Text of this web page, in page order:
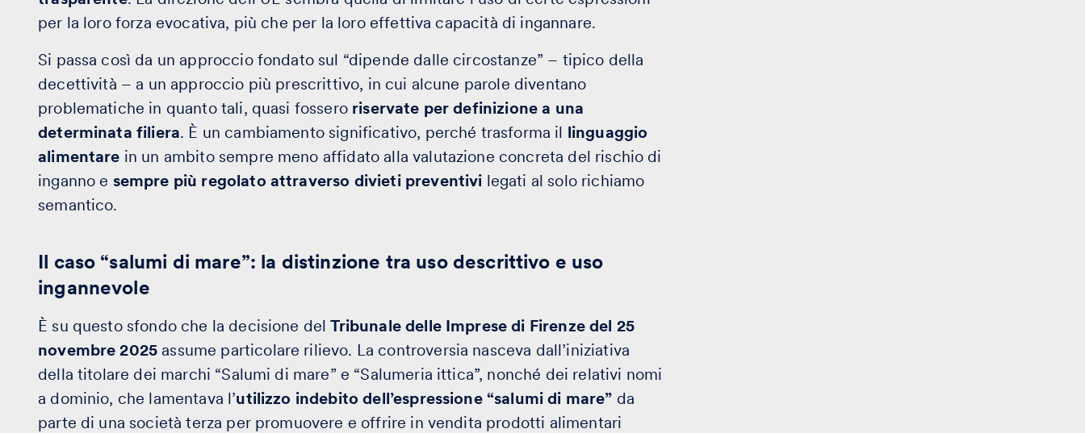
per la loro forza evocativa, più che per la loro effettiva capacità di ingannare.
Si passa così da un approccio fondato sul “dipende dalle circostanze” – tipico della
decettività – a un approccio più prescrittivo, in cui alcune parole diventano
problematiche in quanto tali, quasi fossero riservate per definizione a una
determinata filiera. È un cambiamento significativo, perché trasforma il linguaggio
alimentare in un ambito sempre meno affidato alla valutazione concreta del rischio di
inganno e sempre più regolato attraverso divieti preventivi legati al solo richiamo
semantico.
Il caso “salumi di mare”: la distinzione tra uso descrittivo e uso
ingannevole
È su questo sfondo che la decisione delTribunale delle Imprese di Firenze del 25
novembre 2025 assume particolare rilievo. La controversia nasceva dall’iniziativa
della titolare dei marchi “Salumi di mare” e “Salumeria ittica”, nonché dei relativi nomi
a dominio, che lamentava l’utilizzo indebito dell’espressione “salumi di mare” da
parte di una società terza per promuovere e offrire in vendita prodotti alimentari